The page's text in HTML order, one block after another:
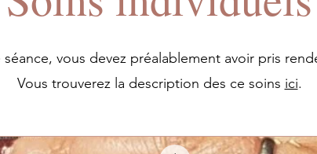
vous devez préalablement avoir pris
Vous trouverez la description des ce soins ici.